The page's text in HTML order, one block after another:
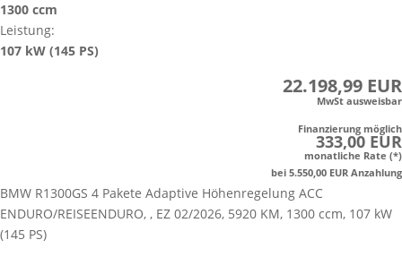
1300 ccm
Leistung:
107 kW (145 PS)
22.198,99 EUR
MwSt ausweisbar
Finanzierung möglich
333,00 EUR
monatliche Rate (*)
bei 5.550,00 EUR Anzahlung
BMW R1300GS 4 Pakete Adaptive Höhenregelung ACC
ENDURO/REISEENDURO, , EZ 02/2026, 5920 KM, 1300 ccm, 107 kW
(145 PS)